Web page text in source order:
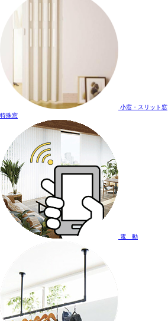
小窓・スリット窓
特殊窓
電 動